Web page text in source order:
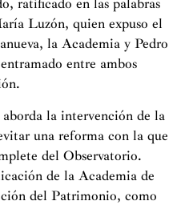
ratificado en las palabras
Luzón, quien expuso el
la Academia y Pedro
entre ambos
la intervención de la
una reforma con la que
del Observatorio.
de la Academia de
del Patrimonio, como